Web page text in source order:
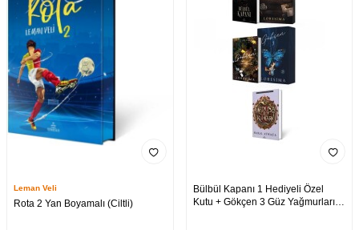
Leman Veli
Rota 2 Yan Boyamalı (Ciltli)
Bülbül Kapanı 1 Hediyeli Özel
Kutu + Gökçen 3 Güz Yağmurları